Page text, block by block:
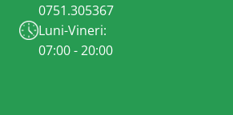
0751.305367
Luni-Vineri:
07:00 - 20:00